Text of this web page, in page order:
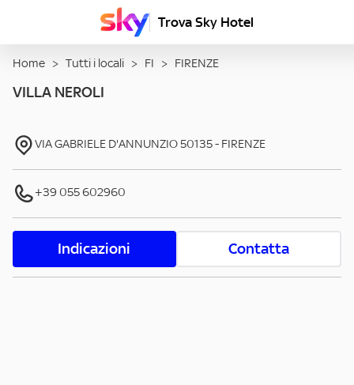
Trova Sky Hotel
Home > Tutti i locali > FI > FIRENZE
VILLA NEROLI
VIA GABRIELE D'ANNUNZIO50135- FIRENZE
+39 055 602960
Indicazioni Contatta